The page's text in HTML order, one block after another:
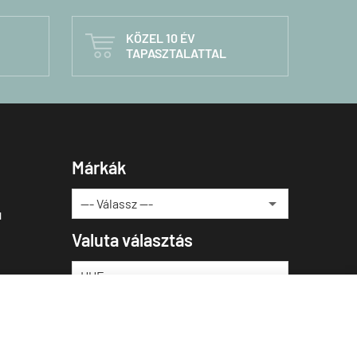

KÖZEL 10 ÉV
TAPASZTALATTAL
Márkák
Valuta választás